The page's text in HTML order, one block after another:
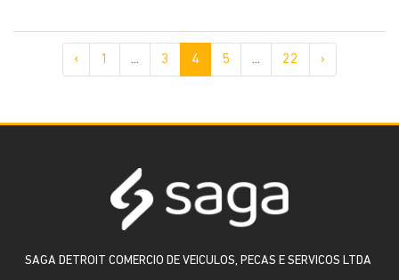
‹ 1 ... 3 4 5 ... 22 ›
SAGA DETROIT COMERCIO DE VEICULOS, PECAS E SERVICOS LTDA